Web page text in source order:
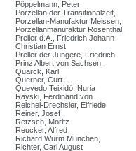
Pöppelmann, Peter
Porzellan der Transitionalzeit,
Porzellan-Manufaktur Meissen,
Porzellanmanufaktur Rosenthal,
Preller d.Ä., Friedrich Johann
Christian Ernst
Preller der Jüngere, Friedrich
Prinz Albert von Sachsen,
Quarck, Karl
Querner, Curt
Quevedo Teixidó, Nuria
Rayski, Ferdinand von
Reichel-Drechsler, Elfriede
Reiner, Josef
Retzsch, Moritz
Reucker, Alfred
Richard Wurm München,
Richter, Carl August